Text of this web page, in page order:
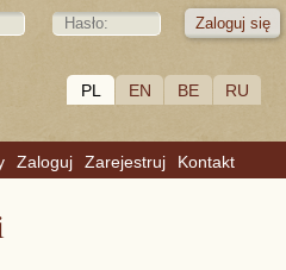
PL EN BE RU
Zaloguj Zarejestruj Kontakt